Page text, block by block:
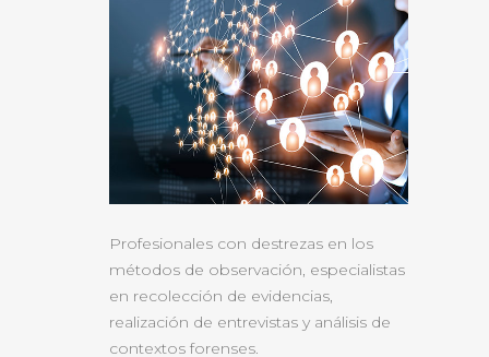
Profesionales con destrezas en los
métodos de observación, especialistas
en recolección de evidencias,
realización de entrevistas y análisis de
contextos forenses.